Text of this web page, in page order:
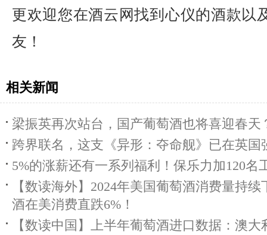
更欢迎您在酒云网找到心仪的酒款以
友！
相关新闻
梁振英再次站台，国产葡萄酒也将喜迎春天
跨界联名，这支《异形：夺命舰》已在英国
5%的涨薪还有一系列福利！保乐力加120名
【数读海外】2024年美国葡萄酒消费量持
酒在美消费直跌6%！
【数读中国】上半年葡萄酒进口数据：澳